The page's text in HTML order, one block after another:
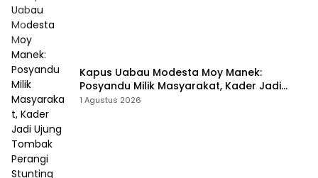
Kapus Uabau Modesta Moy Manek:
Posyandu Milik Masyarakat, Kader Jadi
Ujung Tombak Perangi Stunting
1 Agustus 2026